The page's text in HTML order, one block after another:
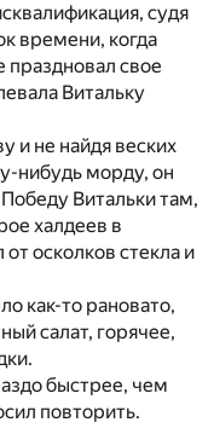
судя
времени, когда
свое
Витальку
и не найдя веских
нибудь морду, он
Витальки там,
халдеев в
осколков стекла и
как-то рановато,
салат, горячее,
быстрее, чем
повторить.